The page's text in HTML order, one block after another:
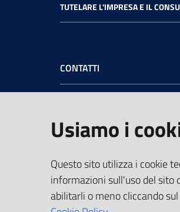
TUTELARE L'IMPRESA E IL
CONTATTI
06121 Perugia - tel.+39 075
05100 Terni - tel.
+39 0744
PEC:
Codice Fiscale e Partita IVA:
03764550541
Usiamo i
Questo sito utilizza i cookie
informazioni sull'uso del sito
abilitarli o meno cliccando